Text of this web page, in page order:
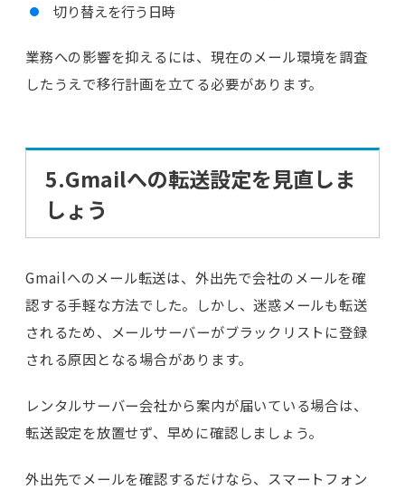
切り替えを行う日時
業務への影響を抑えるには、現在のメール環境を調査
したうえで移行計画を立てる必要があります。
5.Gmailへの転送設定を見直しま
しょう
Gmailへのメール転送は、外出先で会社のメールを確
認する手軽な方法でした。しかし、迷惑メールも転送
されるため、メールサーバーがブラックリストに登録
される原因となる場合があります。
レンタルサーバー会社から案内が届いている場合は、
転送設定を放置せず、早めに確認しましょう。
外出先でメールを確認するだけなら、スマートフォン